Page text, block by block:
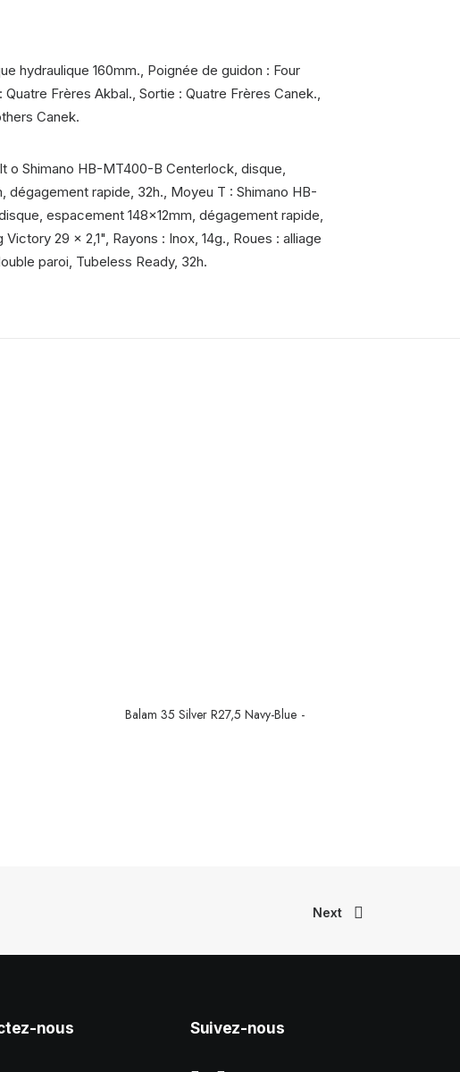
hydraulique 160mm., Poignée de guidon : Four
Quatre Frères Akbal., Sortie : Quatre Frères Canek.,
Canek.
o Shimano HB-MT400-B Centerlock, disque,
dégagement rapide, 32h., Moyeu T : Shimano HB-
espacement 148x12mm, dégagement rapide,
Victory 29 × 2,1", Rayons : Inox, 14g., Roues : alliage
paroi, Tubeless Ready, 32h.
CONTINUER LA LECTURE
Balam 35 Silver R27,5 Navy-Blue
Next
nous Suivez-nous